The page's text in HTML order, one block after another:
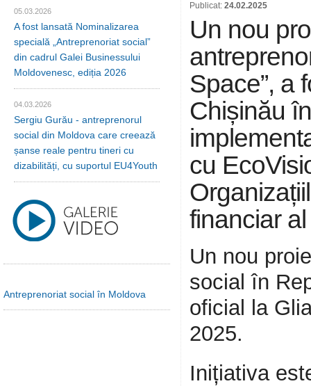
05.03.2026
A fost lansată Nominalizarea
specială „Antreprenoriat social”
din cadrul Galei Businessului
Moldovenesc, ediția 2026
04.03.2026
Sergiu Gurău - antreprenorul
social din Moldova care creează
șanse reale pentru tineri cu
dizabilități, cu suportul EU4Youth
Antreprenoriat social în Moldova
Publicat: 24.02.2025
Un nou
Space”, a
Chișinău
cu
financiar
Un nou
social în
oficial la
2025.
Inițiativa